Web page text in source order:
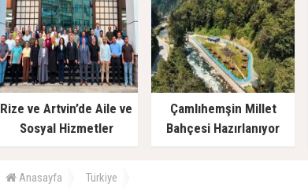
Rize ve Artvin’de Aile ve
Sosyal Hizmetler
Çamlıhemşin Millet
Bahçesi Hazırlanıyor
Anasayfa Türkiye